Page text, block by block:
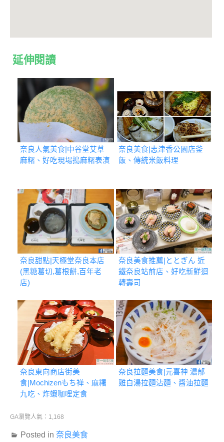
延伸閱讀
奈良人氣美食|中谷堂艾草
麻糬、好吃現場搗麻糬表演
奈良美食|志津香公園店釜
飯、傳統米飯料理
奈良甜點|天極堂奈良本店
(黑糖葛切,葛根餅,百年老
店)
奈良美食推薦|ととぎん 近
鐵奈良站前店、好吃新鮮迴
轉壽司
奈良東向商店街美
食|Mochizenもち禅、麻糬
九吃、炸蝦咖哩定食
奈良拉麵美食|元喜神 濃郁
雞白湯拉麵沾麵、醬油拉麵
GA瀏覽人氣：1,168
Posted in 奈良美食